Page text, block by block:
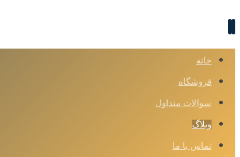
خانه
فروشگاه
سوالات متداول
وبلاگ
تماس با ما